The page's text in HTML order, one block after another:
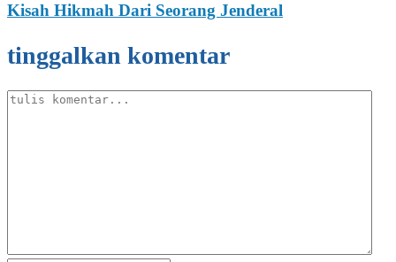
Kisah Hikmah Dari Seorang Jenderal
tinggalkan komentar